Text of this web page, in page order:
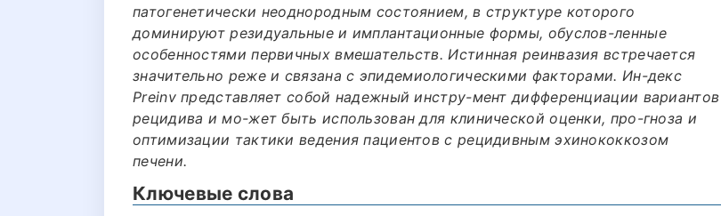
патогенетически неоднородным состоянием, в структуре которого
доминируют резидуальные и имплантационные формы, обуслов-ленные
особенностями первичных вмешательств. Истинная реинвазия встречается
значительно реже и связана с эпидемиологическими факторами. Ин-декс
Preinv представляет собой надежный инстру-мент дифференциации вариантов
рецидива и мо-жет быть использован для клинической оценки, про-гноза и
оптимизации тактики ведения пациентов с рецидивным эхинококкозом
печени.
Ключевые слова